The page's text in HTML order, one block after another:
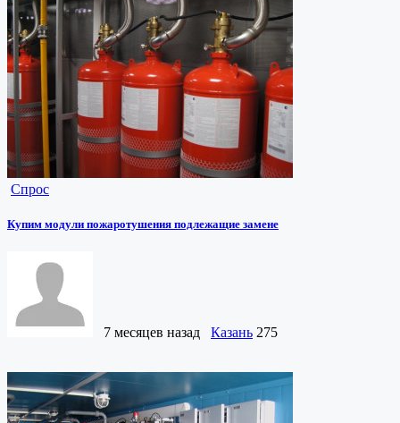
Спрос
Купим модули пожаротушения подлежащие замене
7 месяцев назад Казань 275